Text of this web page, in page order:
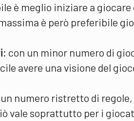
è meglio iniziare a
è però preferibile
con un minor numero di
avere una visione del
numero ristretto di
vale soprattutto per i